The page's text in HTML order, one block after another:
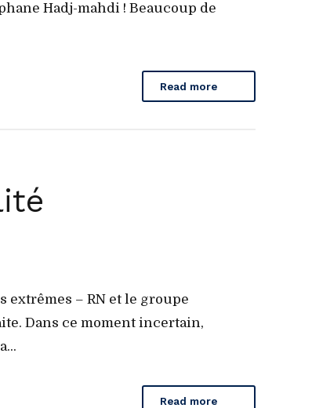
Hadj-mahdi ! Beaucoup de
Read more
extrêmes – RN et le groupe
Dans ce moment incertain,
Read more